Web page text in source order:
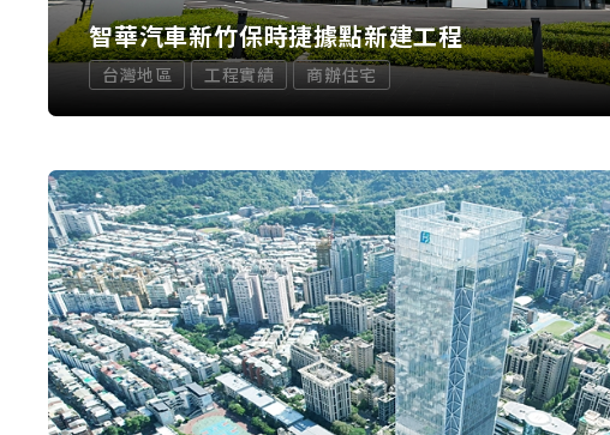
智華汽車新竹保時捷據點新建工程
台灣地區 工程實績 商辦住宅